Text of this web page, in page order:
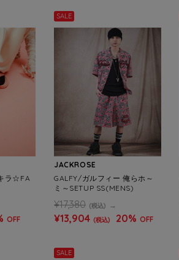
ラ☆FA
OFF
SALE
JACKROSE
GALFY/ガルフィー 俺らホ～
ミ～SETUP SS(MENS)
¥17,380 (税込)
¥13,904 (税込) 20% OFF
SALE